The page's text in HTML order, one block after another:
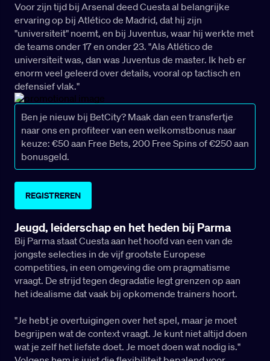
Voor zijn tijd bij Arsenal deed Cuesta al belangrijke
ervaring op bij Atlético de Madrid, dat hij zijn
"universiteit" noemt, en bij Juventus, waar hij werkte met
de teams onder 17 en onder 23. "Als Atlético de
universiteit was, dan was Juventus de master. Ik heb er
enorm veel geleerd over details, vooral op tactisch en
defensief vlak."
Ben je nieuw bij BetCity? Maak dan een transfertje
naar ons en profiteer van een welkomstbonus naar
keuze: €50 aan Free Bets, 200 Free Spins of €250 aan
bonusgeld.
REGISTREREN
Jeugd, leiderschap en het heden bij Parma
Bij Parma staat Cuesta aan het hoofd van een van de
jongste selecties in de vijf grootste Europese
competities, in een omgeving die om pragmatisme
vraagt. De strijd tegen degradatie legt grenzen op aan
het idealisme dat vaak bij opkomende trainers hoort.
"Je hebt je overtuigingen over het spel, maar je moet
begrijpen wat de context vraagt. Je kunt niet altijd doen
wat je zelf het liefste doet. Je moet doen wat nodig is."